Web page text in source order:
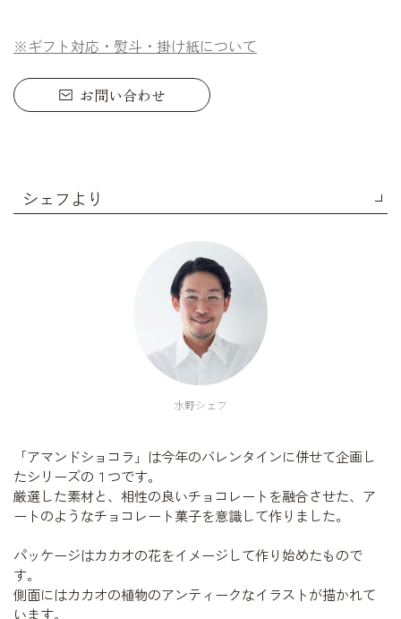
※ギフト対応・熨斗・掛け紙について
お問い合わせ
シェフより
水野シェフ
「アマンドショコラ」は今年のバレンタインに併せて企画し
たシリーズの１つです。
厳選した素材と、相性の良いチョコレートを融合させた、ア
ートのようなチョコレート菓子を意識して作りました。
パッケージはカカオの花をイメージして作り始めたもので
す。
側面にはカカオの植物のアンティークなイラストが描かれて
います。